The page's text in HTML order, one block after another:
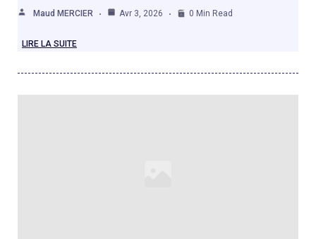
Maud MERCIER Avr 3, 2026 0 Min Read
LIRE LA SUITE